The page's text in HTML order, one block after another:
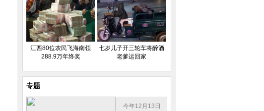
江西80位农民飞海南领
288.9万年终奖
七岁儿子开三轮车将醉酒
老爹运回家
专题
今年12月13日